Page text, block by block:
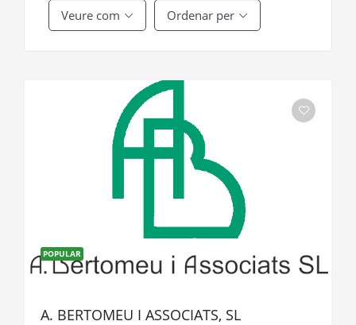
Veure com Ordenar per
POPULAR
A. BERTOMEU I ASSOCIATS, SL